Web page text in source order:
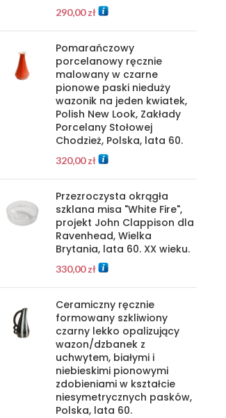
290,00zł
Pomarańczowy
porcelanowy ręcznie
malowany w czarne
pionowe paski nieduży
wazonik na jeden kwiatek,
Polish New Look, Zakłady
Porcelany Stołowej
Chodzież, Polska, lata 60.
320,00zł
Przezroczysta okrągła
szklana misa "White Fire",
projekt John Clappison dla
Ravenhead, Wielka
Brytania, lata 60. XX wieku.
330,00zł
Ceramiczny ręcznie
formowany szkliwiony
czarny lekko opalizujący
wazon/dzbanek z
uchwytem, białymi i
niebieskimi pionowymi
zdobieniami w kształcie
niesymetrycznych pasków,
Polska, lata 60.